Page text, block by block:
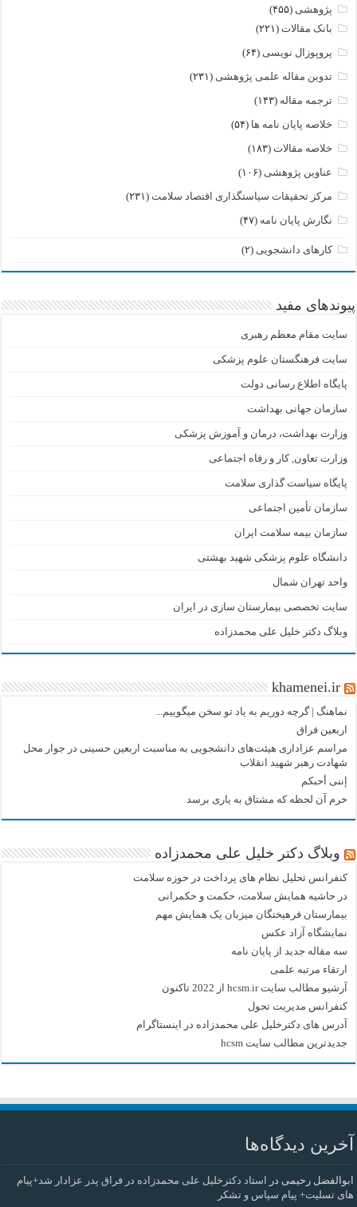
پژوهشی (۴۵۵)
بانک مقالات (۲۲۱)
پروپوزال نویسی (۶۴)
تدوین مقاله علمی پژوهشی (۲۳۱)
ترجمه مقاله (۱۴۳)
خلاصه پایان نامه ها (۵۴)
خلاصه مقالات (۱۸۳)
عناوین پژوهشی (۱۰۶)
مرکز تحقیقات سیاستگذاری اقتصاد سلامت (۲۳۱)
نگارش پایان نامه (۴۷)
کارهای دانشجویی (۲)
پیوندهای مفید
سایت مقام معظم رهبری
سایت فرهنگستان علوم پزشکی
پایگاه اطلاع رسانی دولت
سازمان جهانی بهداشت
وزارت بهداشت، درمان و آموزش پزشکی
وزارت تعاون, کار و رفاه اجتماعی
پایگاه سیاست گذاری سلامت
سازمان تأمین اجتماعی
سازمان بیمه سلامت ایران
دانشگاه علوم پزشکی شهید بهشتی
واحد تهران شمال
سایت تخصصی بیمارستان سازی در ایران
وبلاگ دکتر خلیل علی محمدزاده
khamenei.ir
نماهنگ |‌ گرچه دوریم به یاد تو سخن میگوییم...
اربعین فراق
مراسم عزاداری هیئت‌های دانشجویی به مناسبت اربعین حسینی در جوار محل
شهادت رهبر شهید انقلاب
إننی أحبکم
خرم آن لحظه که مشتاق به یاری برسد
وبلاگ دکتر خلیل علی محمدزاده
کنفرانس تحلیل نظام های پرداخت در حوزه سلامت
در حاشیه همایش سلامت، حکمت و حکمرانی
بیمارستان فرهیختگان میزبان یک همایش مهم
نمایشگاه آزاد عکس
سه مقاله جدید از پایان نامه
ارتقاء مرتبه علمی
آرشیو مطالب سایت hcsm.ir از 2022 تاکنون
کنفرانس مدیریت تحول
آدرس های دکترخلیل علی محمدزاده در اینستاگرام
جدیدترین مطالب سایت hcsm
آخرین دیدگاه‌ها
ابوالفضل رحیمی در
استاد دکترخلیل علی محمدزاده در فراق پدر عزادار شد+پیام
های تسلیت+ پیام سپاس و تشکر